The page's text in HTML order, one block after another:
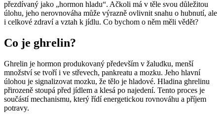
přezdívaný jako „hormon hladu“. Ačkoli má v těle svou důležitou
úlohu, jeho nerovnováha může výrazně ovlivnit snahu o hubnutí, ale
i celkové zdraví a vztah k jídlu. Co bychom o něm měli vědět?
Co je ghrelin?
Ghrelin je hormon produkovaný především v žaludku, menší
množství se tvoří i ve střevech, pankreatu a mozku. Jeho hlavní
úlohou je signalizovat mozku, že tělo je hladové. Hladina ghrelinu
přirozeně stoupá před jídlem a klesá po najedení. Tento proces je
součástí mechanismu, který řídí energetickou rovnováhu a příjem
potravy.